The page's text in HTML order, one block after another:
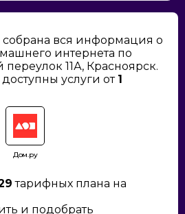
собрана вся информация о
интернета по
11А, Красноярск.
услуги от 1
Дом.ру
тарифных плана на
и подобрать